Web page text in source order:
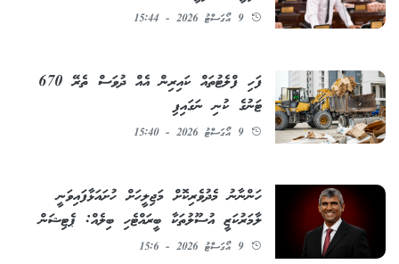
9 އޯގަސްޓު 2026 - 15:44
ފަހި ފްލެޓުތައް ކައިރިން އެއް ދުވަސް ތެރޭ 670
ޓަނުގެ ކުނި ނަގައިފި
9 އޯގަސްޓު 2026 - 15:40
ހަންނާނު މެދުވެރިކޮށް މަޖިލީހަށް ހުށައަޅާފައިވަނީ
ލާމަރުކަޒީ އުސޫލުތަކާ ބީރައްޓެހި ބިލެއް: ޕެޓިޝަން
9 އޯގަސްޓު 2026 - 15:6